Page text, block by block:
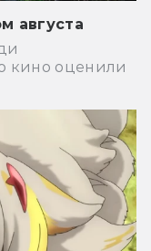
августа
кино оценили